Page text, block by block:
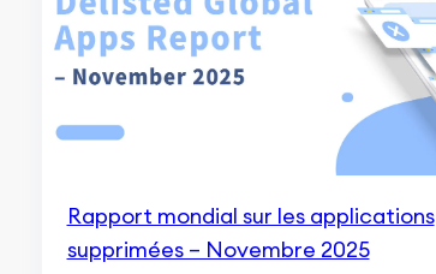
Rapport mondial sur les applications
supprimées – Novembre 2025